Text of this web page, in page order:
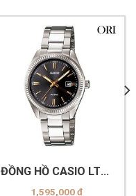
ĐỒNG HỒ CASIO LTP-
1302D-1A2VDF
1,595,000₫